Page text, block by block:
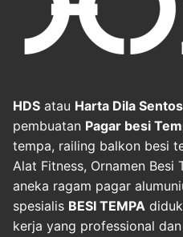
HDS atau Harta Dila
pembuatan Pagar besi
tempa, railing balkon besi
Alat Fitness, Ornamen Besi
aneka ragam pagar
spesialis BESI TEMPA
kerja yang professional